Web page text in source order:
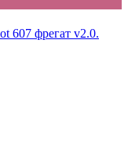
607 фрегат v2.0.